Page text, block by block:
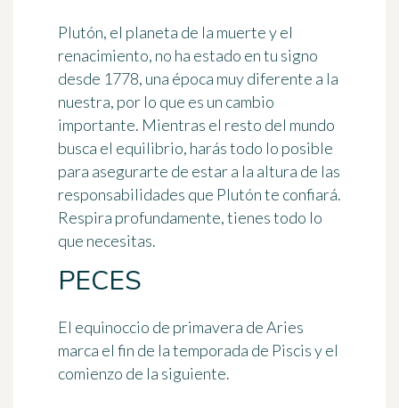
Plutón, el planeta de la muerte y el
renacimiento, no ha estado en tu signo
desde 1778, una época muy diferente a la
nuestra, por lo que es un cambio
importante. Mientras el resto del mundo
busca el equilibrio, harás todo lo posible
para asegurarte de estar a la altura de las
responsabilidades que Plutón te confiará.
Respira profundamente, tienes todo lo
que necesitas.
PECES
El equinoccio de primavera de Aries
marca el fin de la temporada de Piscis y el
comienzo de la siguiente.